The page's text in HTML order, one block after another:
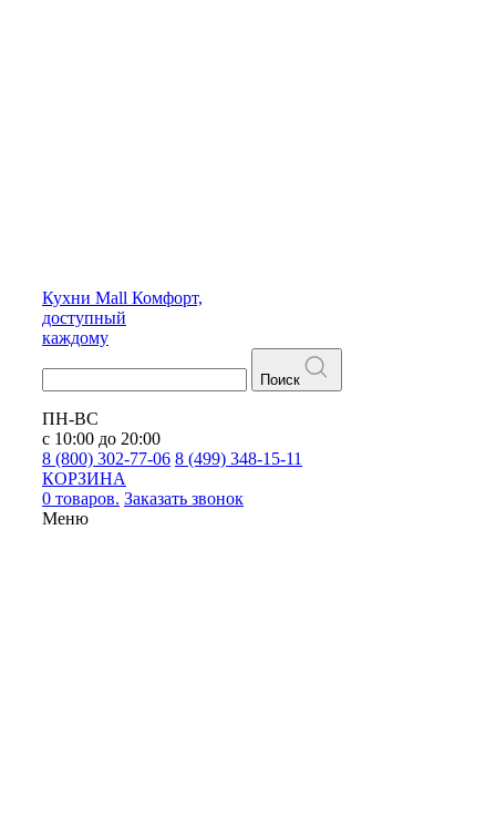
Кухни Mall Комфорт,
доступный
каждому
Поиск
ПН-ВС
с 10:00 до 20:00
8 (800) 302-77-06 8 (499) 348-15-11
КОРЗИНА
0 товаров. Заказать звонок
Меню